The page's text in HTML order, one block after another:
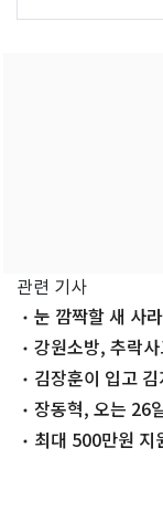
관련 기사
눈 깜짝할 새 사
도 역부족
강원소방, 추락
김장훈이 입고
인 시작
장동혁, 오는 26
최대 500만원